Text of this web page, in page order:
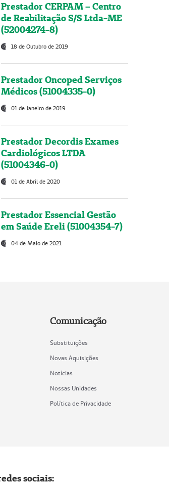
Prestador CERPAM – Centro
de Reabilitação S/S Ltda-ME
(52004274-8)
18 de Outubro de 2019
Prestador Oncoped Serviços
Médicos (51004335-0)
01 de Janeiro de 2019
Prestador Decordis Exames
Cardiológicos LTDA
(51004346-0)
01 de Abril de 2020
Prestador Essencial Gestão
em Saúde Ereli (51004354-7)
04 de Maio de 2021
Comunicação
Substituições
Novas Aquisições
Notícias
Nossas Unidades
Política de Privacidade
sociais: